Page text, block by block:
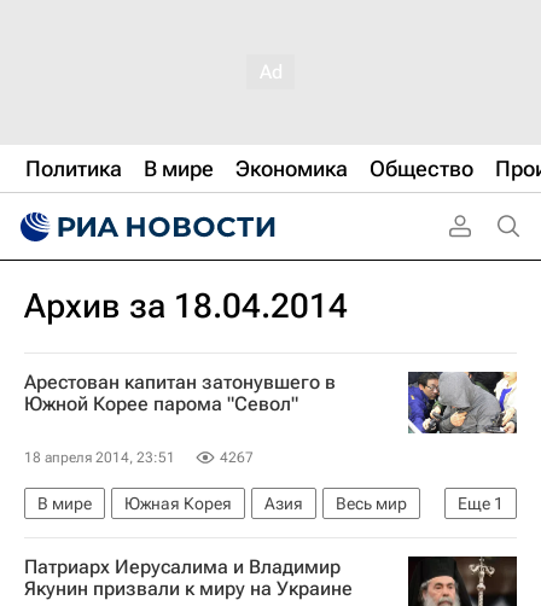
Политика В мире Экономика Общество
Архив за 18.04.2014
Арестован капитан затонувшего в
Южной Корее парома "Севол"
18 апреля 2014, 23:51 4267
Еще 1
В мире Южная Корея Азия
Весь мир
Крушение парома у берегов Южной Кореи
Патриарх Иерусалима и Владимир
Якунин призвали к миру на Украине